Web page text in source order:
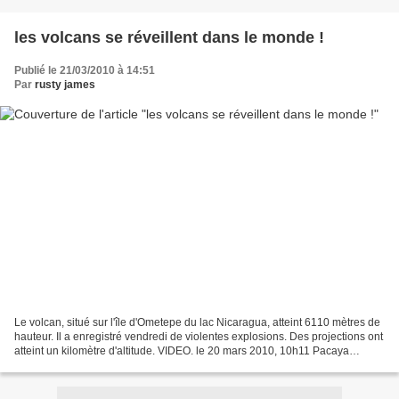
les volcans se réveillent dans le monde !
Publié le 21/03/2010 à 14:51
Par rusty james
Le volcan, situé sur l'île d'Ometepe du lac Nicaragua, atteint 6110 mètres de
hauteur. Il a enregistré vendredi de violentes explosions. Des projections ont
atteint un kilomètre d'altitude. VIDEO. le 20 mars 2010, 10h11 Pacaya